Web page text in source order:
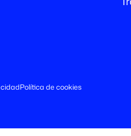
Política de cookies